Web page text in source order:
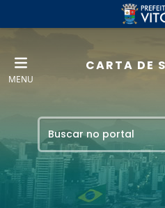
MENU
CARTA DE